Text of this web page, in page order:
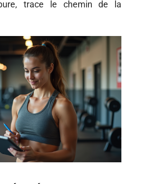
trace le chemin de la